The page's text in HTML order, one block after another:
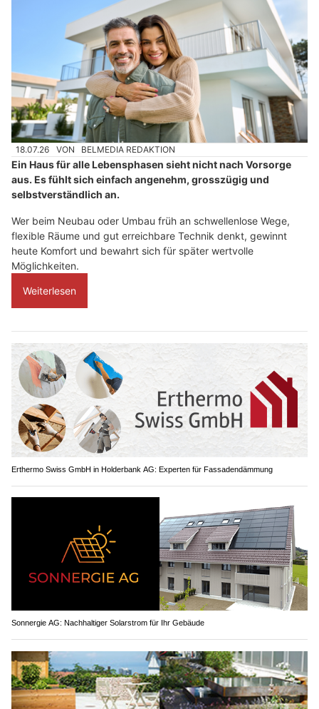
18.07.26 VON BELMEDIA REDAKTION
Ein Haus für alle Lebensphasen sieht nicht nach Vorsorge
aus. Es fühlt sich einfach angenehm, grosszügig und
selbstverständlich an.
Wer beim Neubau oder Umbau früh an schwellenlose Wege,
flexible Räume und gut erreichbare Technik denkt, gewinnt
heute Komfort und bewahrt sich für später wertvolle
Möglichkeiten.
Weiterlesen
Erthermo Swiss GmbH in Holderbank AG: Experten für Fassadendämmung
Sonnergie AG: Nachhaltiger Solarstrom für Ihr Gebäude